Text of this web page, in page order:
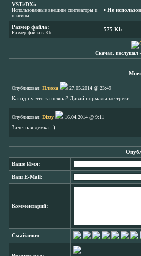
VSTi/DXi:
Использованные внешние синтезаторы и
плагины
▪ Не
Размер файла:
Размер файла в Kb
575 Kb
Скачал, послушал
Опубликовал: Плюха
27.05.2014 @ 23:49
Катод ну что за шляпа? Давай нормальные треки.
Опубликовал: Dizzy
16.04.2014 @ 9:11
Зачетная демка =)
Ваше Имя:
Ваш E-Mail:
Комментарий:
Смайлики: